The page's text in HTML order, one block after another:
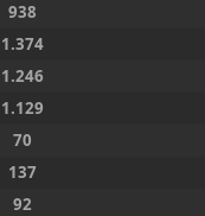
938
1.374
1.246
1.129
70
137
92